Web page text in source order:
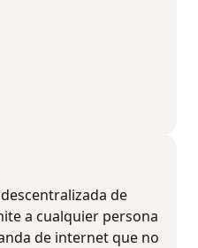
de
a cualquier persona
de internet que no